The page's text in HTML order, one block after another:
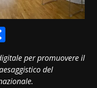
per promuovere il
del